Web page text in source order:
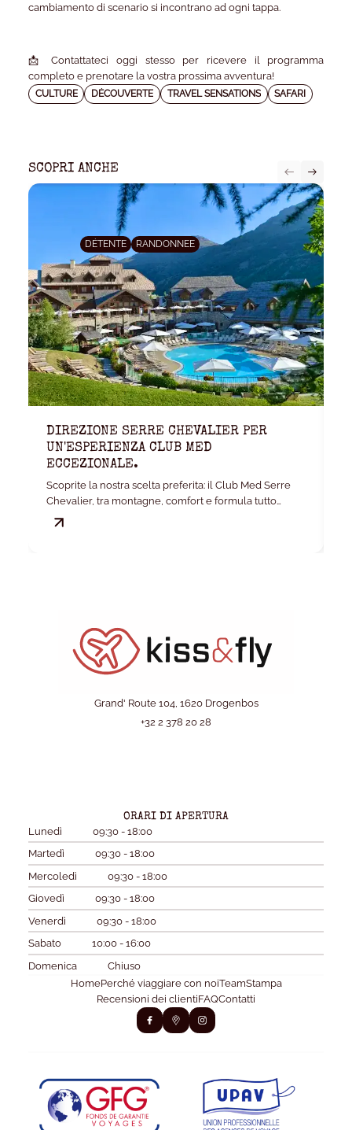
cambiamento di scenario si incontrano ad ogni tappa.
📩 Contattateci oggi stesso per ricevere il programma
completo e prenotare la vostra prossima avventura!
CULTURE DÉCOUVERTE TRAVEL SENSATIONS SAFARI
SCOPRI ANCHE
DÉTENTE RANDONNEE
DIREZIONE SERRE CHEVALIER PER
UN'ESPERIENZA CLUB MED
ECCEZIONALE.
Scoprite la nostra scelta preferita: il Club Med Serre
Chevalier, tra montagne, comfort e formula tutto
incluso.
Grand' Route 104, 1620 Drogenbos
+32 2 378 20 28
ORARI DI APERTURA
Lunedì
09:30 - 18:00
Martedì
09:30 - 18:00
Mercoledì
09:30 - 18:00
Giovedì
09:30 - 18:00
Venerdì
09:30 - 18:00
Sabato
10:00 - 16:00
Domenica
Chiuso
HomePerché viaggiare con noiTeamStampa
Recensioni dei clientiFAQContatti